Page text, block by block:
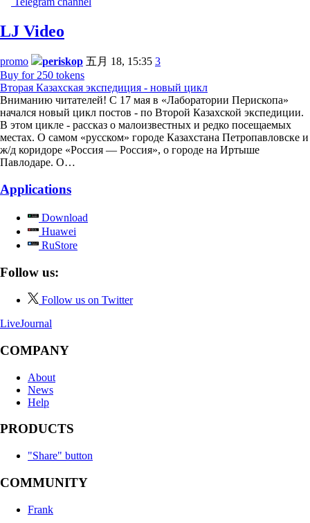
LJ Video
promo periskop 五月 18, 15:35 3
Buy for 250 tokens
Вторая Казахская экспедиция - новый цикл
Вниманию читателей! С 17 мая в «Лаборатории Перископа»
начался новый цикл постов - по Второй Казахской экспедиции.
В этом цикле - рассказ о малоизвестных и редко посещаемых
местах. О самом «русском» городе Казахстана Петропавловске и
ж/д коридоре «Россия — Россия», о городе на Иртыше
Павлодаре. О…
Applications
Download
Huawei
RuStore
Follow us:
Follow us on Twitter
LiveJournal
COMPANY
About
News
Help
PRODUCTS
"Share" button
COMMUNITY
Frank